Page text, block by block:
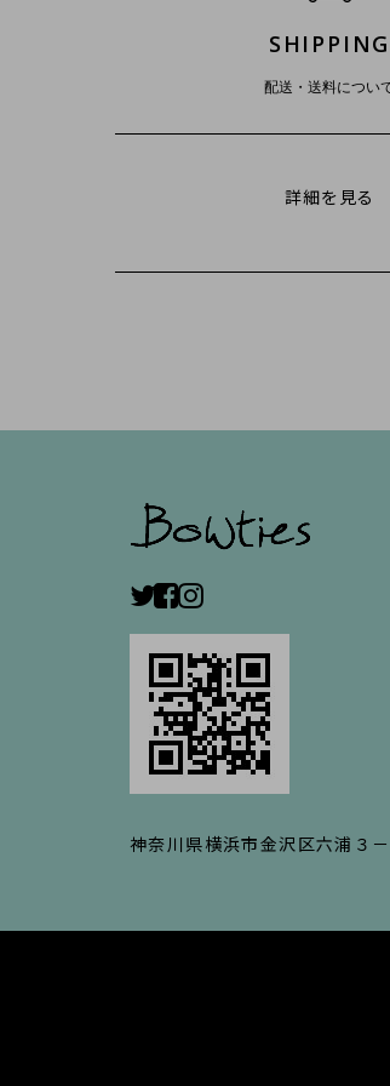
SHIPPING
配送・送料につい
詳細を見る
神奈川県横浜市金沢区六浦３